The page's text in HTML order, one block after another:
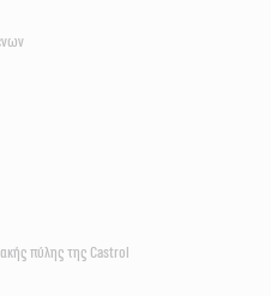
πύλης της Castrol